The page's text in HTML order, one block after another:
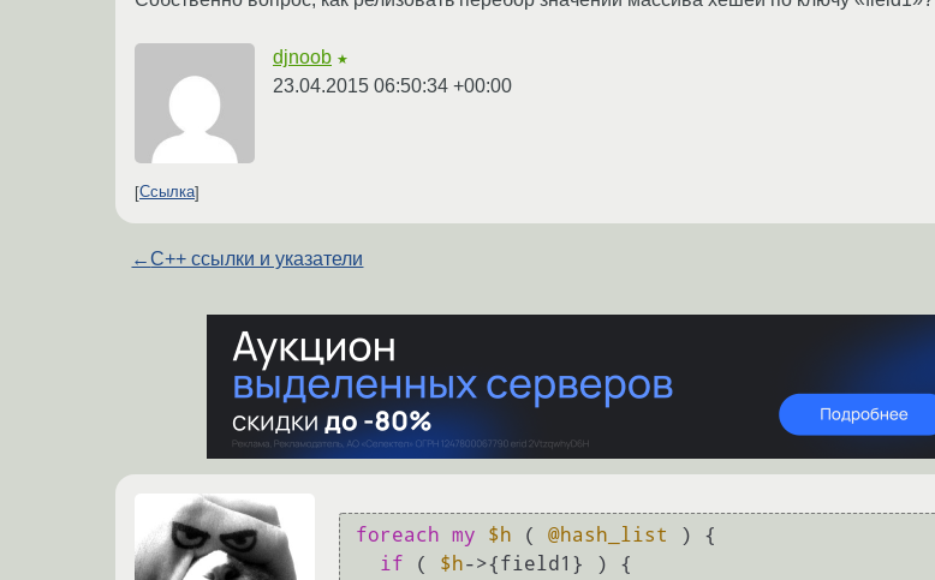
djnoob ★
23.04.2015 06:50:34 +00:00
Ссылка
←C++ ссылки и указатели
foreach my $h ( @hash_list
) {
if ( $h->{field1} ) {